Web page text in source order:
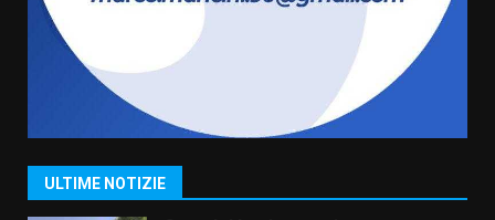
ULTIME NOTIZIE
Grazia Neglia, coordinatrice
cittadina di Fratelli d’Italia,
pronta a tornare in Consiglio
6 Agosto 2026 08:00
Cura dei beni comuni e
cittadinanza attiva: online